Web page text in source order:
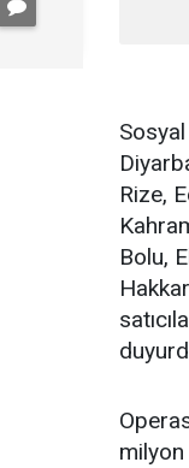
Rize,
Bolu,